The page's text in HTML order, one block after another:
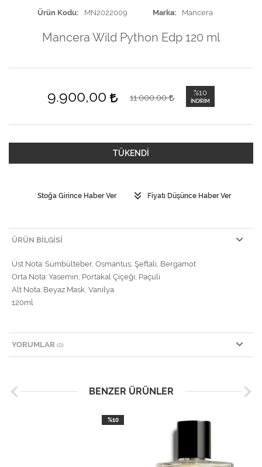
Ürün Kodu MN2022009 Marka Mancera
Mancera Wild Python Edp 120 ml
9.900,00 11.000,00 %10
İNDIRIM
TÜKENDİ
Stoğa Girince Haber Ver Fiyatı Düşünce Haber Ver
ÜRÜN BILGISI
Üst Nota: Sümbülteber, Osmantus, Şeftali, Bergamot
Orta Nota: Yasemin, Portakal Çiçeği, Paçuli
Alt Nota: Beyaz Mask, Vanilya
120ml
YORUMLAR (0)
BENZER ÜRÜNLER
%10